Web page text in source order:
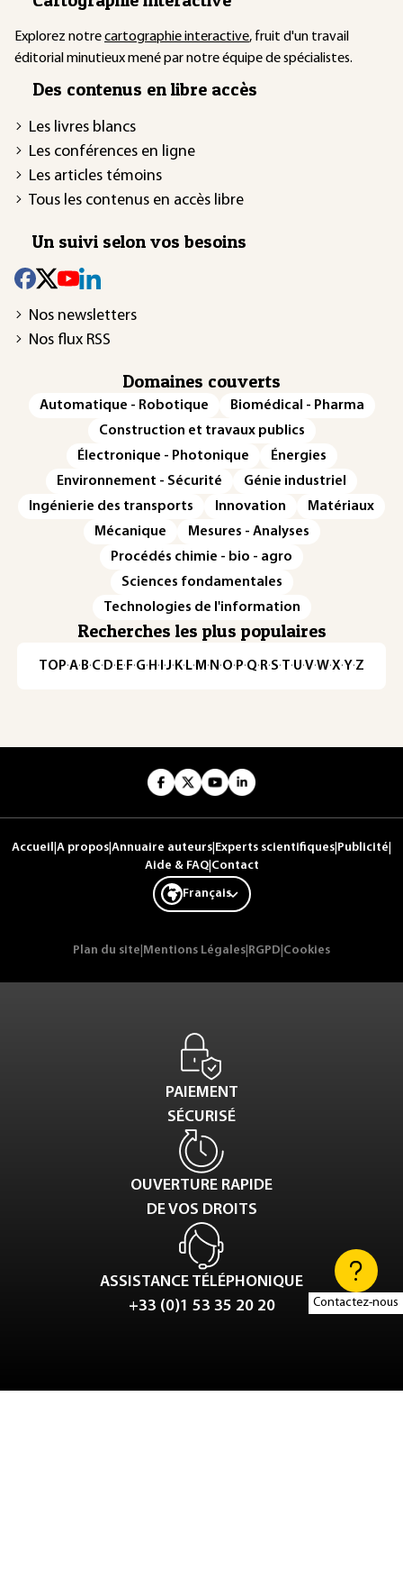
Contactez-nous
Explorez notrecartographie interactive, fruit d'un travail
éditorial minutieux mené par notre équipe de spécialistes.
Des contenus en libre accès
Les livres blancs
Les conférences en ligne
Les articles témoins
Tous les contenus en accès libre
Un suivi selon vos besoins
Nos newsletters
Nos flux RSS
Domaines couverts
Automatique - Robotique
Biomédical - Pharma
Construction et travaux publics
Électronique - Photonique
Énergies
Environnement - Sécurité
Génie industriel
Ingénierie des transports
Innovation
Matériaux
Mécanique
Mesures - Analyses
Procédés chimie - bio - agro
Sciences fondamentales
Technologies de l'information
Recherches les plus populaires
TOP·A·B·C· D· E· F·G· H · ·J· K· L· M · N ·O· P·Q· R·S·T·U·V·W·X·Y·Z
Accueil A propos Annuaire auteurs Experts scientifiques Publicité
Aide & FAQ| Contact
Français
Plan du site Mentions Légales RGPD Cookies
PAIEMENT
SÉCURISÉ
OUVERTURE RAPIDE
DE VOS DROITS
ASSISTANCE TÉLÉPHONIQUE
+33 (0)1 53 35 20 20